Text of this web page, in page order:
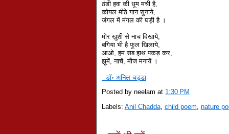
ठंडी हवा की धूम मची है,
कोयल मीठे गान सुनाये,
जंगल में मंगल की घड़ी है ।
मोर खुशी से नाच दिखाये,
बगिया भी है फूल खिलाये,
आओ, हम सब हाथ पकड़ कर,
झूमें, नाचें, मौज मनायें ।
--डॉ॰ अनिल चड्डा
Posted by neelam at 1:30 PM
Labels: Anil Chadda, child poem, nature